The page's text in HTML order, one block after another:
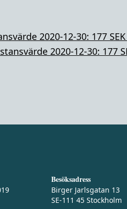
2020-12-30: 177
2020-12-30: 177
Besöksadress
Birger Jarlsgatan 13
SE-111 45 Stockholm